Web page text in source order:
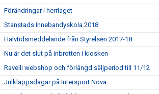
Förändringar i herrlaget
Stanstads Innebandyskola 2018
Halvtidsmeddelande från Styrelsen 2017-18
Nu är det slut på inbrotten i kiosken
Ravelli webshop och förlängd säljperiod till 11/12
Julklappsdagar på Intersport Nova.